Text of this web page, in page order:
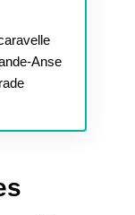
Anse